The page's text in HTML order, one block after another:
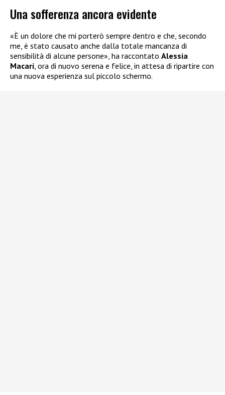
Una sofferenza ancora evidente
«È un dolore che mi porterò sempre dentro e che, secondo
me, è stato causato anche dalla totale mancanza di
sensibilità di alcune persone», ha raccontato Alessia
Macari , ora di nuovo serena e felice, in attesa di ripartire con
una nuova esperienza sul piccolo schermo.